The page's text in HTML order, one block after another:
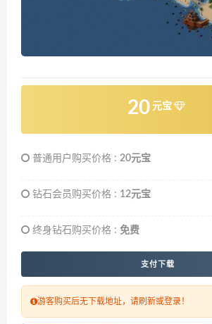
20 元宝
普通用户购买价格 : 20元宝
钻石会员购买价格 : 12元宝
终身钻石购买价格 : 免费
支付下载
游客购买后无下载地址，请刷新或登录！